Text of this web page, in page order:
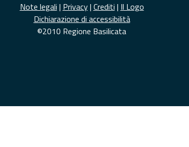
Note legali | Privacy| Crediti | Il Logo
Dichiarazione di accessibilità
©2010 Regione Basilicata